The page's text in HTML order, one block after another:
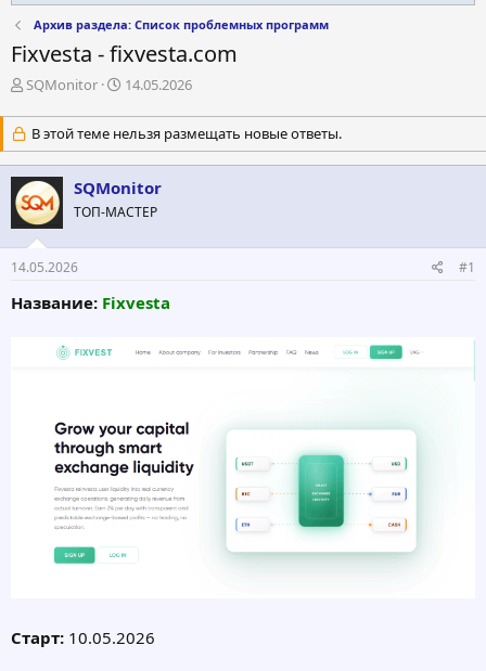
Архив раздела: Список проблемных программ
Fixvesta - fixvesta.com
А
т
о
р
т
е
м
ы
SQMonitor
Д
т
а
н
а
ч
а
14.05.2026
В этой теме нельзя размещать новые ответы.
SQMonitor
ТОП-МАСТЕР
14.05.2026 #1
Название: Fixvesta
Старт: 10.05.2026